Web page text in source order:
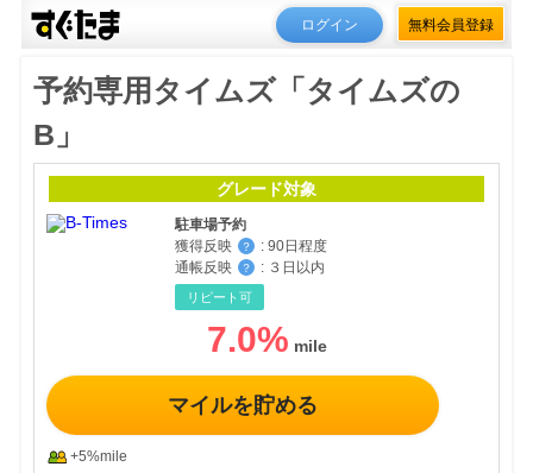
ログイン 無料会員登録
予約専用タイムズ「タイムズの
B」
グレード対象
駐車場予約
獲得反映
？ : 90日程度
通帳反映
？ : ３日以内
リピート可
7.0%
マイルを貯める
+5%mile